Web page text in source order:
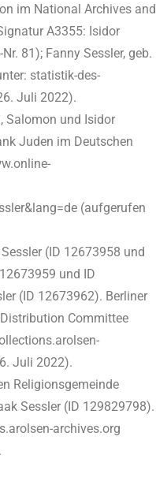
im National Archives and
A3355: Isidor
81); Fanny Sessler, geb.
statistik-des-
Juli 2022).
Salomon und Isidor
Juden im Deutschen
(aufgerufen
(ID 12673958 und
und ID
(ID 12673962). Berliner
Committee
Juli 2022).
Religionsgemeinde
Sessler (ID 129829798).
archives.org